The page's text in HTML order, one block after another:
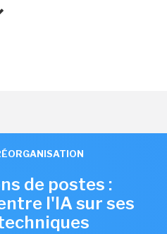
de postes :
l'IA sur ses